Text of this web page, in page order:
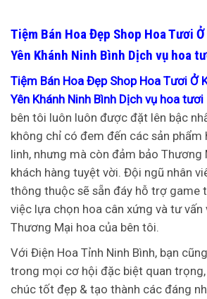
Tiệm Bán Hoa Đẹp Shop Hoa Tươi
Yên Khánh Ninh Bình Dịch vụ hoa
Tiệm Bán Hoa Đẹp Shop Hoa Tươi Ở
Yên Khánh Ninh Bình Dịch vụ hoa tươi
bên tôi luôn luôn được đặt lên bậc
không chỉ có đem đến các sản phẩm
linh, nhưng mà còn đảm bảo Thương
khách hàng tuyệt vời. Đội ngũ nhân
thông thuộc sẽ sẵn đáy hỗ trợ game
việc lựa chọn hoa cân xứng và tư vấn
Thương Mại hoa của bên tôi.
Với Điện Hoa Tỉnh Ninh Bình, bạn
trong mọi cơ hội đặc biệt quan
chúc tốt đẹp & tạo thành các đáng